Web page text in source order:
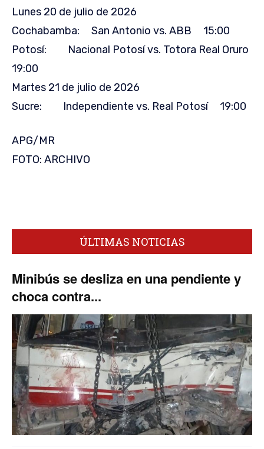
Lunes 20 de julio de 2026
Cochabamba: San Antonio vs. ABB 15:00
Potosí: Nacional Potosí vs. Totora Real Oruro
19:00
Martes 21 de julio de 2026
Sucre: Independiente vs. Real Potosí 19:00
APG/MR
FOTO: ARCHIVO
ÚLTIMAS NOTICIAS
Minibús se desliza en una pendiente y
choca contra...